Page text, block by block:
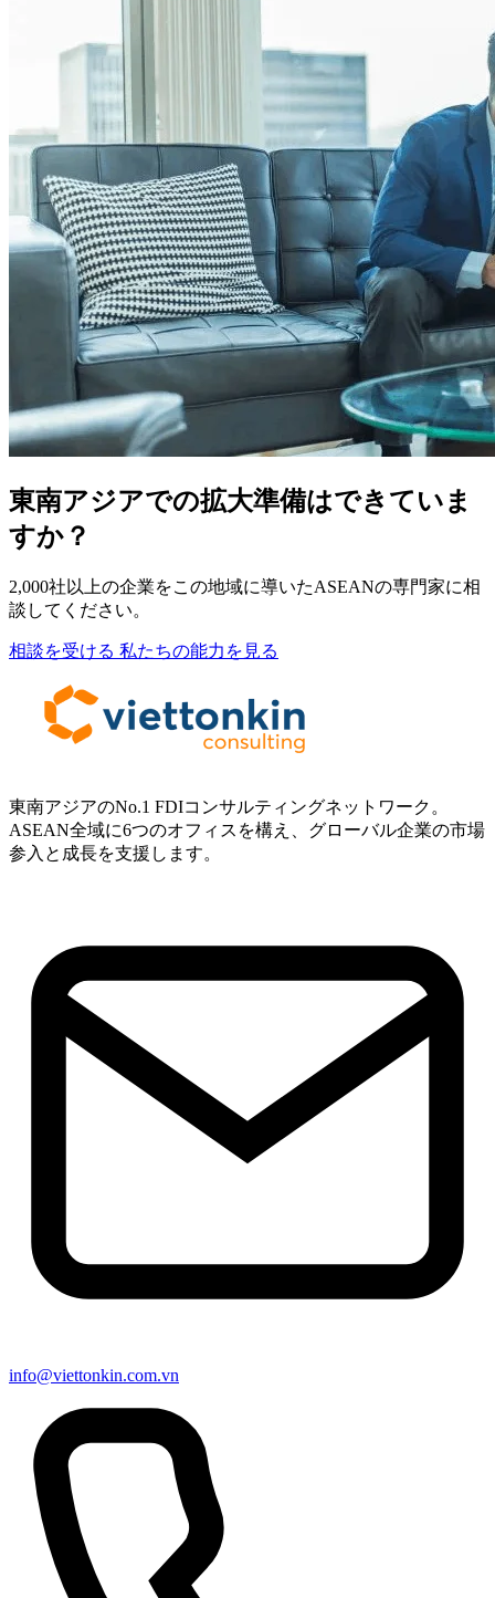
東南アジアでの拡大準備はできていま
すか？
2,000社以上の企業をこの地域に導いたASEANの専門家に相
談してください。
相談を受ける 私たちの能力を見る
東南アジアのNo.1 FDIコンサルティングネットワーク。
ASEAN全域に6つのオフィスを構え、グローバル企業の市場
参入と成長を支援します。
info@viettonkin.com.vn